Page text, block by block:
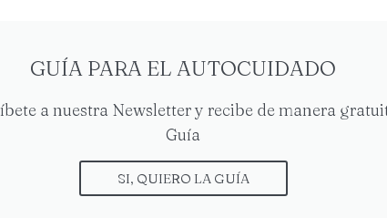
sol@s Sesión Grupo
GUÍA PARA EL AUTOCUIDADO
a nuestra Newsletter y recibe de manera
Guía
SI, QUIERO LA GUÍA